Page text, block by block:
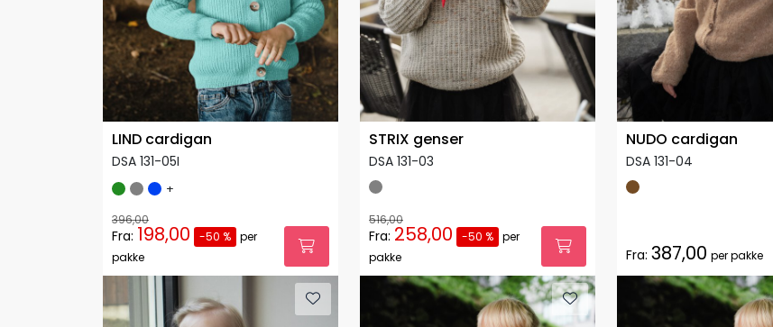
LIND cardigan
DSA 131-05I
+
396,00
Fra: 198,00 -50 % per
pakke
STRIX genser
DSA 131-03
516,00
Fra: 258,00 -50 % per
pakke
NUDO cardigan
DSA 131-04
Fra: 387,00 per pakke